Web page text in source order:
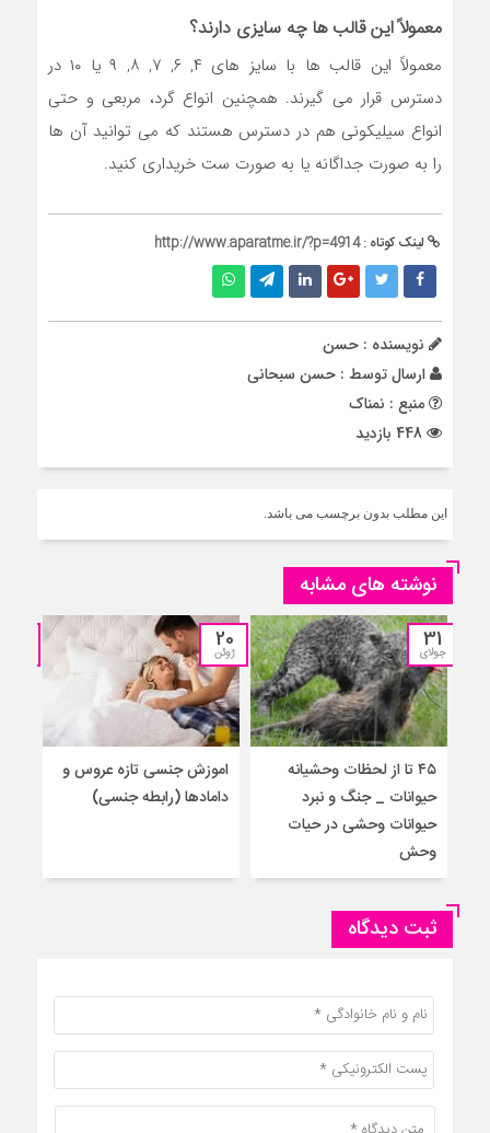
معمولاً این قالب ها چه سایزی دارند؟
معمولاً این قالب ها با سایز های ۴, ۶, ۷, ۸, ۹ یا ۱۰ در
دسترس قرار می گیرند. همچنین انواع گرد، مربعی و حتی
انواع سیلیکونی هم در دسترس هستند که می توانید آن ها
را به صورت جداگانه یا به صورت ست خریداری کنید.
لینک کوتاه :http://www.aparatme.ir/?p=4914
نویسنده : حسن
ارسال توسط : حسن سبحانی
منبع : نمناک
این مطلب بدون برچسب می باشد.
نوشته های مشابه
31
جولای
۴۵ تا از لحظات وحشیانه
حیوانات _ جنگ و نبرد
حیوانات وحشی در حیات
وحش
20
ژوئن
اموزش‌ جنسی تازه عروس و
دامادها (رابطه جنسی)
ثبت دیدگاه